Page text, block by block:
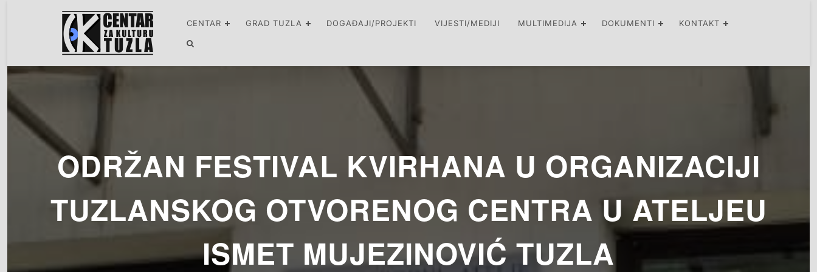
CENTAR GRAD TUZLA DOGAĐAJI/PROJEKTI VIJESTI/MEDIJI MULTIMEDIJA DOKUMENTI KONTAKT
ODRŽAN FESTIVAL KVIRHANA U ORGANIZACIJI
TUZLANSKOG OTVORENOG CENTRA U ATELJEU
ISMET MUJEZINOVIĆ TUZLA